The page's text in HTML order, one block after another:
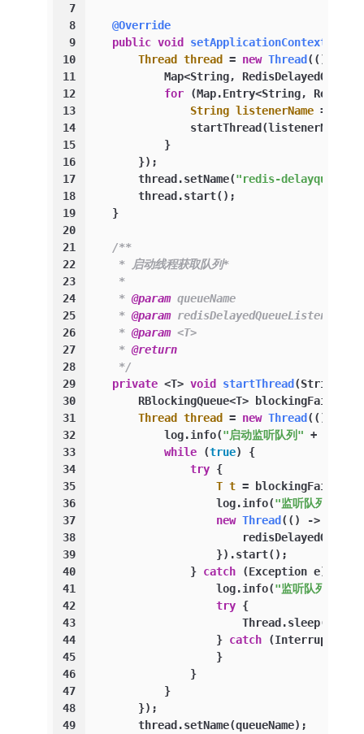
7
8
9
10
11
12
13
14
15
16
17
18
19
20
21
22
23
24
25
26
27
28
29
30
31
32
33
34
35
36
37
38
39
40
41
42
43
44
45
46
47
48
49
@Override
public void setApplicationContext
Thread
thread = new Thread (() -> {
Map<String,
for (Map.Entry<String,
String listenerName =
startThread(listenerName,
            }
        });
        thread.setName(
"redis-delayqueue"
        thread.start();
    }
/**
     * 启动线程获取队列*
     *
     *
@param queueName
     *
@param redisDelayedQueueListener 任
     *
@param <T>                       泛
     *
@return
     */
private <T> void startThread (String
RBlockingQueue<T>
Thread
thread = new Thread (() -> {
            log.info(
"启动监听队列" +
while (true) {
try {
T t =
                    log.info(
"监听队列{},获
new Thread (() -> {
                    }).start();
                }
catch (Exception e) {
                    log.info(
"监听队列错误,"
try {
                        Thread.sleep(
                    }
catch
                    }
                }
            }
        });
        thread.setName(queueName);